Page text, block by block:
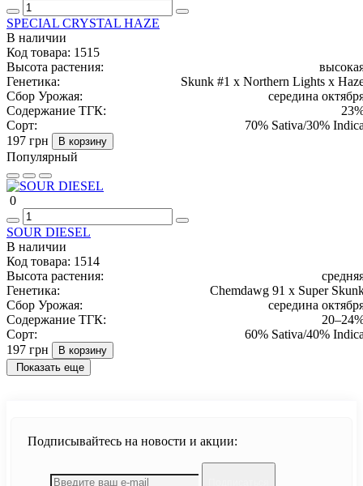
SPECIAL CRYSTAL HAZE
В наличии
Код товара: 1515
Высота растения:
Генетика:
Skunk #1 x Northern Lights x
Сбор Урожая:
середина
Содержание ТГК:
Сорт:
70% Sativa/30%
197 грн
В корзину
Популярный
0
SOUR DIESEL
В наличии
Код товара: 1514
Высота растения:
Генетика:
Chemdawg 91 x Super
Сбор Урожая:
середина
Содержание ТГК:
Сорт:
60% Sativa/40%
197 грн
В корзину
Показать еще
Подписывайтесь на новости и акции: